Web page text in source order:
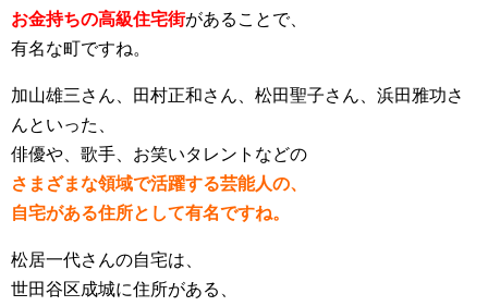
お金持ちの高級住宅街があることで、
有名な町ですね。
加山雄三さん、田村正和さん、松田聖子さん、浜田雅功さ
んといった、
俳優や、歌手、お笑いタレントなどの
さまざまな領域で活躍する芸能人の、
自宅がある住所として有名ですね。
松居一代さんの自宅は、
世田谷区成城に住所がある、